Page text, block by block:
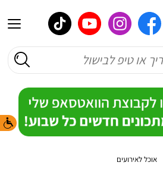
אוכל לאירועים